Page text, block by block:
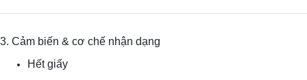
3. Cảm biến & cơ chế nhận dạng
Hết giấy